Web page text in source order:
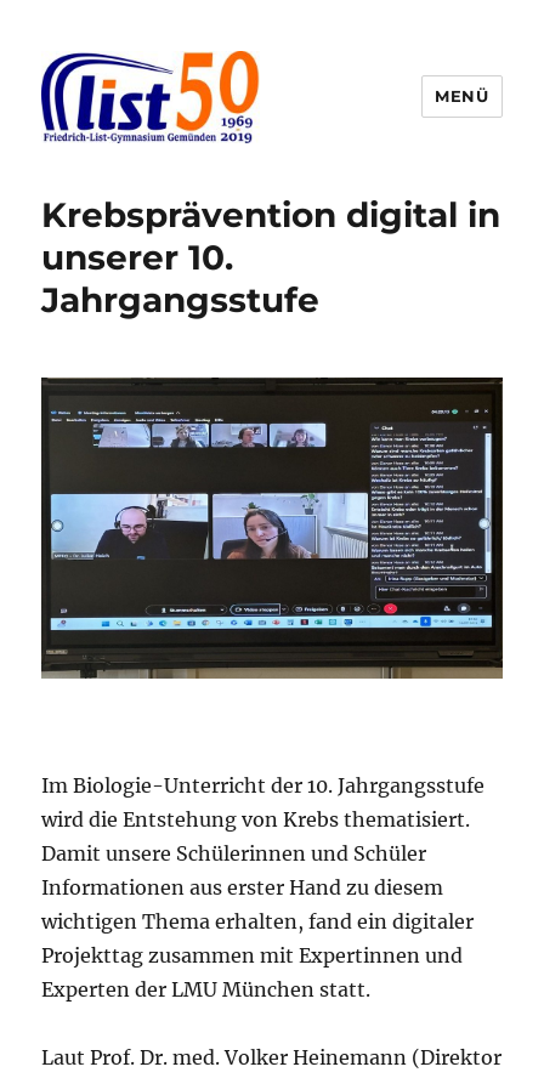
MENÜ
Krebsprävention digital in
unserer 10.
Jahrgangsstufe
Im Biologie-Unterricht der 10. Jahrgangsstufe
wird die Entstehung von Krebs thematisiert.
Damit unsere Schülerinnen und Schüler
Informationen aus erster Hand zu diesem
wichtigen Thema erhalten, fand ein digitaler
Projekttag zusammen mit Expertinnen und
Experten der LMU München statt.
Laut Prof. Dr. med. Volker Heinemann (Direktor